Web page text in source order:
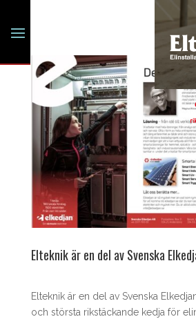
Elteknik är en del av Svenska
Elteknik är en del av Svenska
och största rikstäckande kedja för